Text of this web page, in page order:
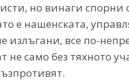
но винаги спорни
е нашенската,
излъгани, все по-
само без тяхното